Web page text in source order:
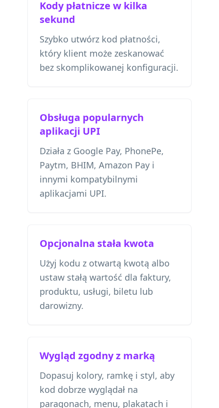
Kody płatnicze w kilka
sekund
Szybko utwórz kod płatności,
który klient może zeskanować
bez skomplikowanej konfiguracji.
Obsługa popularnych
aplikacji UPI
Działa z Google Pay, PhonePe,
Paytm, BHIM, Amazon Pay i
innymi kompatybilnymi
aplikacjami UPI.
Opcjonalna stała kwota
Użyj kodu z otwartą kwotą albo
ustaw stałą wartość dla faktury,
produktu, usługi, biletu lub
darowizny.
Wygląd zgodny z marką
Dopasuj kolory, ramkę i styl, aby
kod dobrze wyglądał na
paragonach, menu, plakatach i